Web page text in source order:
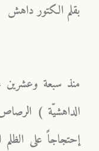
بقلم الكتور داهش
منذ سبعة
الداهشيّة )
إحتجاجاً على